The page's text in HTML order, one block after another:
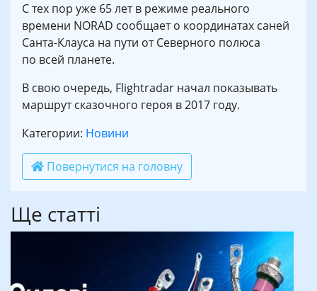
С тех пор уже 65 лет в режиме реального
времени NORAD сообщает о координатах саней
Санта-Клауса на пути от Северного полюса
по всей планете.
В свою очередь, Flightradar начал показывать
маршрут сказочного героя в 2017 году.
Категории: Новини
Повернутися на головну
Ще статті